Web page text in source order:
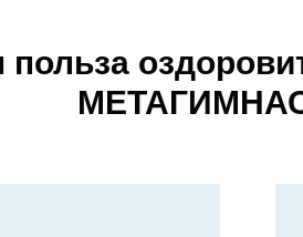
польза